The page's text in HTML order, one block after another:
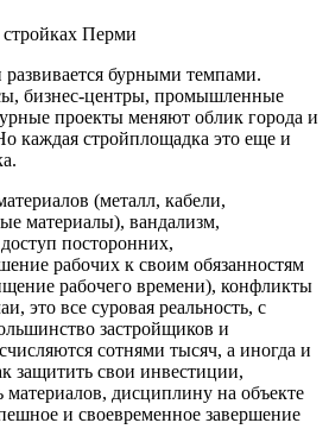
бурными темпами.
бизнес-центры, промышленные
проекты меняют облик города и
каждая стройплощадка это еще и
(металл, кабели,
материалы), вандализм,
посторонних,
рабочих к своим обязанностям
рабочего времени), конфликты
это все суровая реальность, с
застройщиков и
сотнями тысяч, а иногда и
защитить свои инвестиции,
материалов, дисциплину на объекте
и своевременное завершение